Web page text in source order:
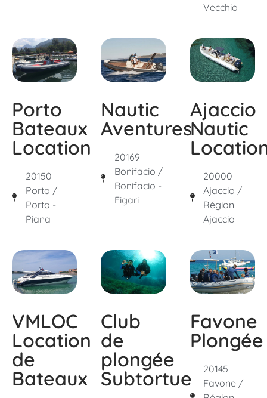
Vecchio
Porto
Bateaux
Location
20150
Porto /
Porto -
Piana
Nautic
Aventures
20169
Bonifacio /
Bonifacio -
Figari
Ajaccio
Nautic
20000
Ajaccio /
Région
Ajaccio
VMLOC
Location
de
Bateaux
Club
de
plongée
Subtortue
Favone
Plongée
20145
Favone /